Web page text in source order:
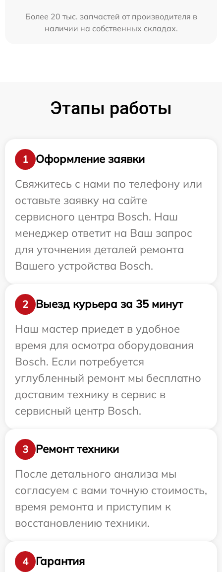
Более 20 тыс. запчастей от производителя в
наличии на собственных складах.
Этапы работы
1
Оформление заявки
Свяжитесь с нами по телефону или
оставьте заявку на сайте
сервисного центра Bosch. Наш
менеджер ответит на Ваш запрос
для уточнения деталей ремонта
Вашего устройства Bosch.
2
Выезд курьера за 35 минут
Наш мастер приедет в удобное
время для осмотра оборудования
Bosch. Если потребуется
углубленный ремонт мы бесплатно
доставим технику в сервис в
сервисный центр Bosch.
3
Ремонт техники
После детального анализа мы
согласуем с вами точную стоимость,
время ремонта и приступим к
восстановлению техники.
4 Гарантия